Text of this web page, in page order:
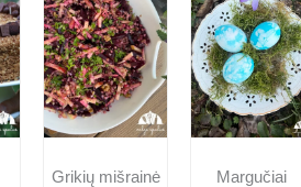
Grikių mišrainė
Margučiai